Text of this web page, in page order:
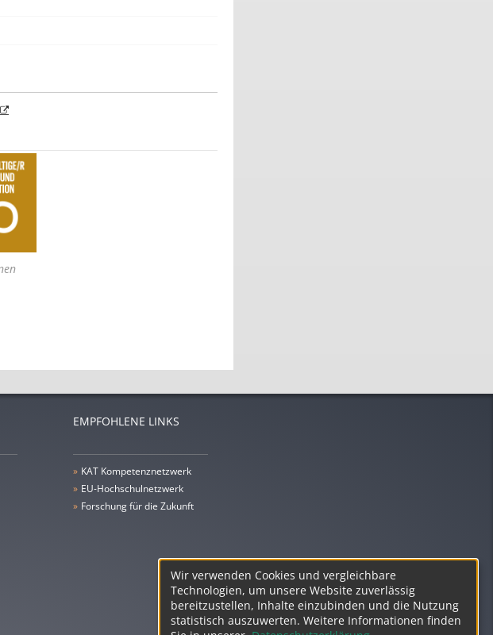
EMPFOHLENE LINKS
» KAT Kompetenznetzwerk
» EU-Hochschulnetzwerk
» Forschung für die Zukunft
Wir verwenden Cookies und vergleichbare
Technologien, um unsere Website zuverlässig
bereitzustellen, Inhalte einzubinden und die Nutzung
statistisch auszuwerten. Weitere Informationen finden